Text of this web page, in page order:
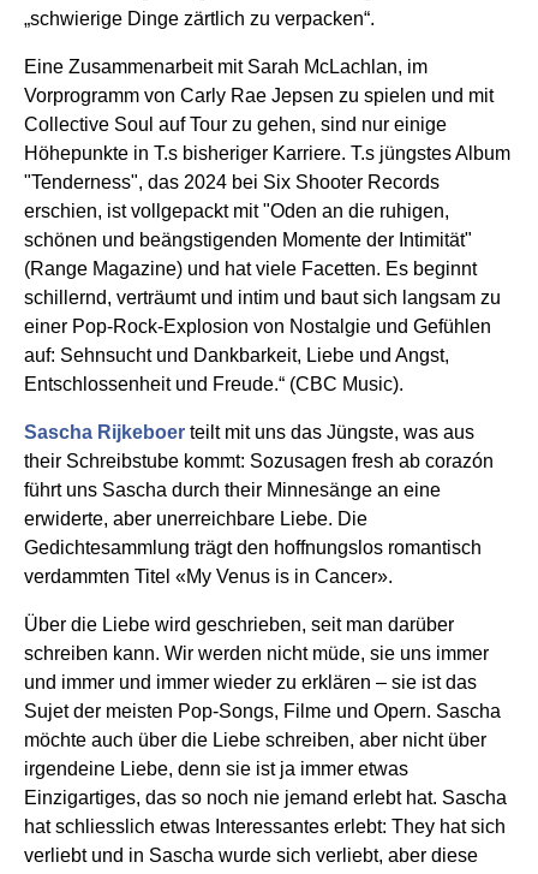
„schwierige Dinge zärtlich zu verpacken“.
Eine Zusammenarbeit mit Sarah McLachlan, im
Vorprogramm von Carly Rae Jepsen zu spielen und mit
Collective Soul auf Tour zu gehen, sind nur einige
Höhepunkte in T.s bisheriger Karriere. T.s jüngstes Album
"Tenderness", das 2024 bei Six Shooter Records
erschien, ist vollgepackt mit "Oden an die ruhigen,
schönen und beängstigenden Momente der Intimität"
(Range Magazine) und hat viele Facetten. Es beginnt
schillernd, verträumt und intim und baut sich langsam zu
einer Pop-Rock-Explosion von Nostalgie und Gefühlen
auf: Sehnsucht und Dankbarkeit, Liebe und Angst,
Entschlossenheit und Freude.“ (CBC Music).
Sascha Rijkeboer teilt mit uns das Jüngste, was aus
their Schreibstube kommt: Sozusagen fresh ab corazón
führt uns Sascha durch their Minnesänge an eine
erwiderte, aber unerreichbare Liebe. Die
Gedichtesammlung trägt den hoffnungslos romantisch
verdammten Titel «My Venus is in Cancer».
Über die Liebe wird geschrieben, seit man darüber
schreiben kann. Wir werden nicht müde, sie uns immer
und immer und immer wieder zu erklären – sie ist das
Sujet der meisten Pop-Songs, Filme und Opern. Sascha
möchte auch über die Liebe schreiben, aber nicht über
irgendeine Liebe, denn sie ist ja immer etwas
Einzigartiges, das so noch nie jemand erlebt hat. Sascha
hat schliesslich etwas Interessantes erlebt: They hat sich
verliebt und in Sascha wurde sich verliebt, aber diese